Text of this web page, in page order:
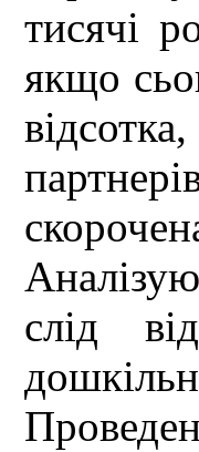
тисячі
якщо
слід